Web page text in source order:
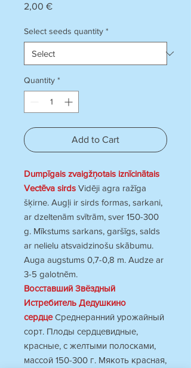
2,00 €Price
Select seeds quantity *
Quantity *
Add to Cart
Dumpīgais zvaigžņotais iznīcinātais
Vectēva sirds Vidēji agra ražīga
šķirne. Augļi ir sirds formas, sarkani,
ar dzeltenām svītrām, sver 150-300
g. Mīkstums sarkans, garšīgs, salds
ar nelielu atsvaidzinošu skābumu.
Auga augstums 0,7-0,8 m. Audze ar
3-5 galotnēm.
Восставший Звёздный
Истребитель Дедушкино
сердцеСреднеранний урожайный
сорт. Плоды сердцевидные,
красные, с желтыми полосками,
массой 150-300 г. Мякоть красная,